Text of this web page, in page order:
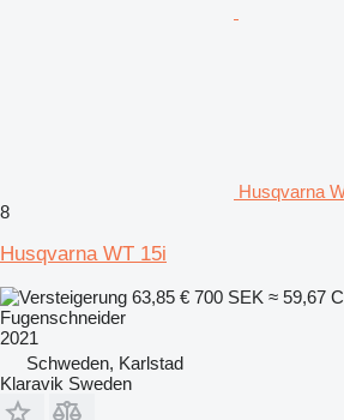
Husqvarna
8
Husqvarna WT 15i
63,85 € 700 SEK ≈ 59,67
Fugenschneider
2021
Schweden, Karlstad
Klaravik Sweden